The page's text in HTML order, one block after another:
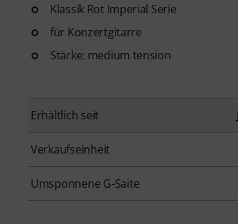
Klassik Rot Imperial Serie
für Konzertgitarre
Stärke: medium tension
Erhältlich seit
Verkaufseinheit
Umsponnene G-Saite